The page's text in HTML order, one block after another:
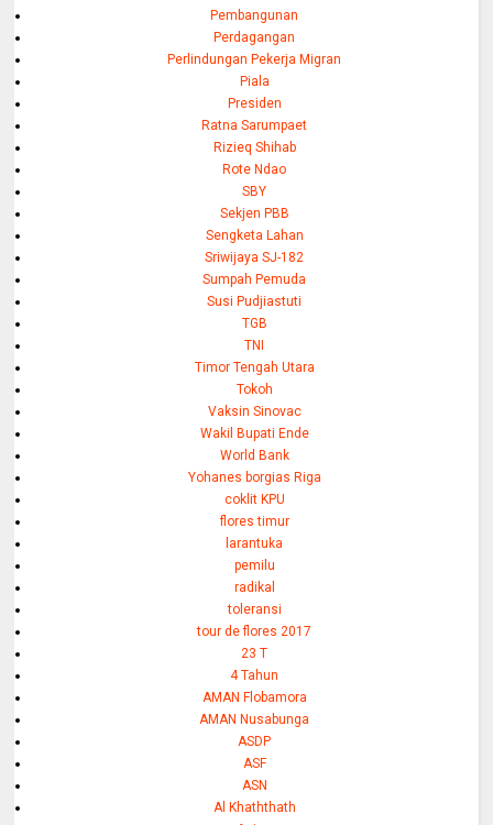
Pembangunan
Perdagangan
Perlindungan Pekerja Migran
Piala
Presiden
Ratna Sarumpaet
Rizieq Shihab
Rote Ndao
SBY
Sekjen PBB
Sengketa Lahan
Sriwijaya SJ-182
Sumpah Pemuda
Susi Pudjiastuti
TGB
TNI
Timor Tengah Utara
Tokoh
Vaksin Sinovac
Wakil Bupati Ende
World Bank
Yohanes borgias Riga
coklit KPU
flores timur
larantuka
pemilu
radikal
toleransi
tour de flores 2017
23 T
4 Tahun
AMAN Flobamora
AMAN Nusabunga
ASDP
ASF
ASN
Al Khaththath